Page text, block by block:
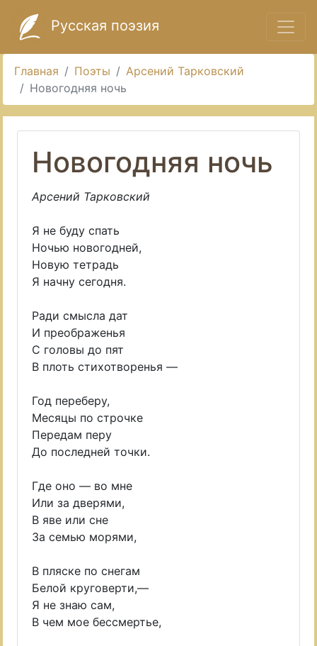
Русская поэзия
Главная Поэты
Арсений Тарковский
Новогодняя ночь
Новогодняя ночь
Арсений Тарковский
Я не буду спать
Ночью новогодней,
Новую тетрадь
Я начну сегодня.
Ради смысла дат
И преображенья
С головы до пят
В плоть стихотворенья —
Год переберу,
Месяцы по строчке
Передам перу
До последней точки.
Где оно — во мне
Или за дверями,
В яве или сне
За семью морями,
В пляске по снегам
Белой круговерти,—
Я не знаю сам,
В чем мое бессмертье,